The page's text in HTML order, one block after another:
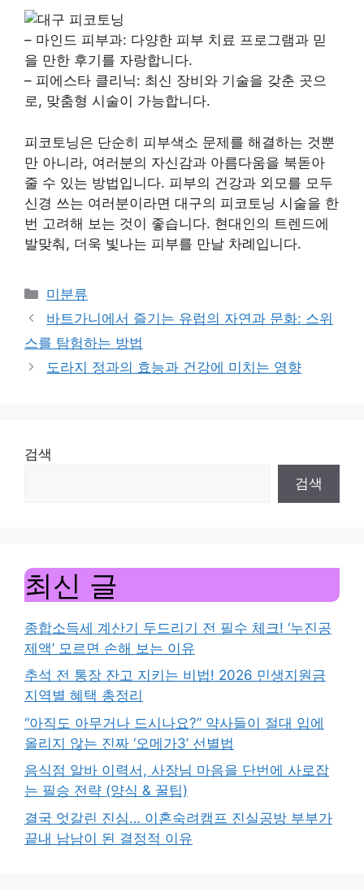
– 마인드 피부과: 다양한 피부 치료 프로그램과 믿
을 만한 후기를 자랑합니다.
– 피에스타 클리닉: 최신 장비와 기술을 갖춘 곳으
로, 맞춤형 시술이 가능합니다.
피코토닝은 단순히 피부색소 문제를 해결하는 것뿐
만 아니라, 여러분의 자신감과 아름다움을 북돋아
줄 수 있는 방법입니다. 피부의 건강과 외모를 모두
신경 쓰는 여러분이라면 대구의 피코토닝 시술을 한
번 고려해 보는 것이 좋습니다. 현대인의 트렌드에
발맞춰, 더욱 빛나는 피부를 만날 차례입니다.
Categories
미분류
바트가니에서 즐기는 유럽의 자연과 문화: 스위
스를 탐험하는 방법
도라지 정과의 효능과 건강에 미치는 영향
검색
검색
최신 글
종합소득세 계산기 두드리기 전 필수 체크! ‘누진공
제액’ 모르면 손해 보는 이유
추석 전 통장 잔고 지키는 비법! 2026 민생지원금
지역별 혜택 총정리
“아직도 아무거나 드시나요?” 약사들이 절대 입에
올리지 않는 진짜 ‘오메가3’ 선별법
음식점 알바 이력서, 사장님 마음을 단번에 사로잡
는 필승 전략 (양식 & 꿀팁)
결국 엇갈린 진심… 이혼숙려캠프 진실공방 부부가
끝내 남남이 된 결정적 이유